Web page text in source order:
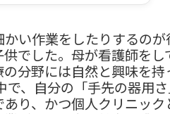
い作業をしたりするのが
でした。母が看護師をし
分野には自然と興味を持
で、自分の「手先の器用
り、かつ個人クリニック